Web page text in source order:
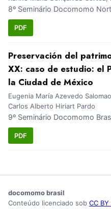
8º Seminário Docomomo
PDF
Preservación del
XX: caso de estudio: el
la Ciudad de México
Eugenia María Azevedo
Carlos Alberto Hiriart Pardo
9º Seminário Docomomo
PDF
docomomo brasil
Conteúdo licenciado sob CC